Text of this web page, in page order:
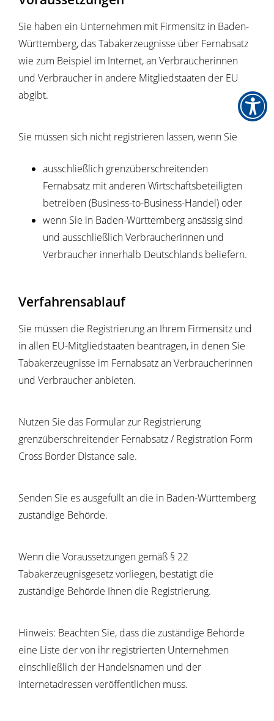
Sie haben ein Unternehmen mit Firmensitz in Baden-
Württemberg, das Tabakerzeugnisse über Fernabsatz
wie zum Beispiel im Internet, an Verbraucherinnen
und Verbraucher in andere Mitgliedstaaten der EU
abgibt.
Sie müssen sich nicht registrieren lassen, wenn Sie
ausschließlich grenzüberschreitenden
Fernabsatz mit anderen Wirtschaftsbeteiligten
betreiben (Business-to-Business-Handel) oder
wenn Sie in Baden-Württemberg ansässig sind
und ausschließlich Verbraucherinnen und
Verbraucher innerhalb Deutschlands beliefern.
Verfahrensablauf
Sie müssen die Registrierung an Ihrem Firmensitz und
in allen EU-Mitgliedstaaten beantragen, in denen Sie
Tabakerzeugnisse im Fernabsatz an Verbraucherinnen
und Verbraucher anbieten.
Nutzen Sie das Formular zur Registrierung
grenzüberschreitender Fernabsatz / Registration Form
Cross Border Distance sale.
Senden Sie es ausgefüllt an die in Baden-Württemberg
zuständige Behörde.
Wenn die Voraussetzungen gemäß § 22
Tabakerzeugnisgesetz vorliegen, bestätigt die
zuständige Behörde Ihnen die Registrierung.
Hinweis: Beachten Sie, dass die zuständige Behörde
eine Liste der von ihr registrierten Unternehmen
einschließlich der Handelsnamen und der
Internetadressen veröffentlichen muss.